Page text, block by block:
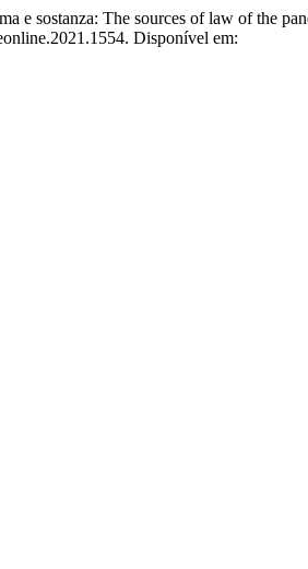
e sostanza: The sources of law of the
Disponível em: